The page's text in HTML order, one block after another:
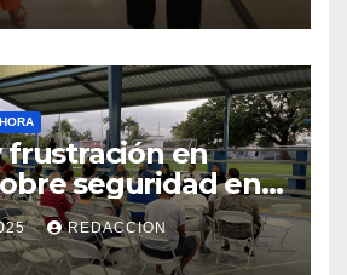
frustración en
seguridad en
REDACCION